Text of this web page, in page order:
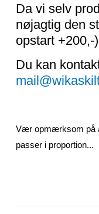
Da vi selv
nøjagtig den
opstart +200,-
Du kan
Vær opmærksom på
passer i proportion...